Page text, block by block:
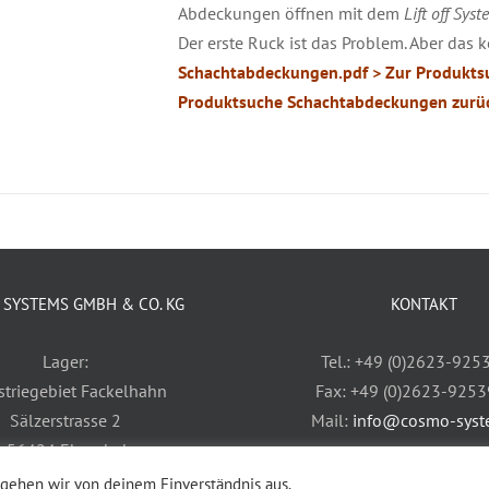
Abdeckungen öffnen mit dem Lift off
Der erste Ruck ist das Problem. Aber
Schachtabdeckungen.pdf > Zur
Produktsuche Schachtabdeckungen
GMBH & CO. KG
Lager:
Fackelhahn
Sälzerstrasse 2
56424 Ebernhahn
KONTAKT
Tel.: +49 (0)2623-
Fax: +49 (0)2623-
Mail: info@cosmo-
wir von deinem Einverständnis aus.